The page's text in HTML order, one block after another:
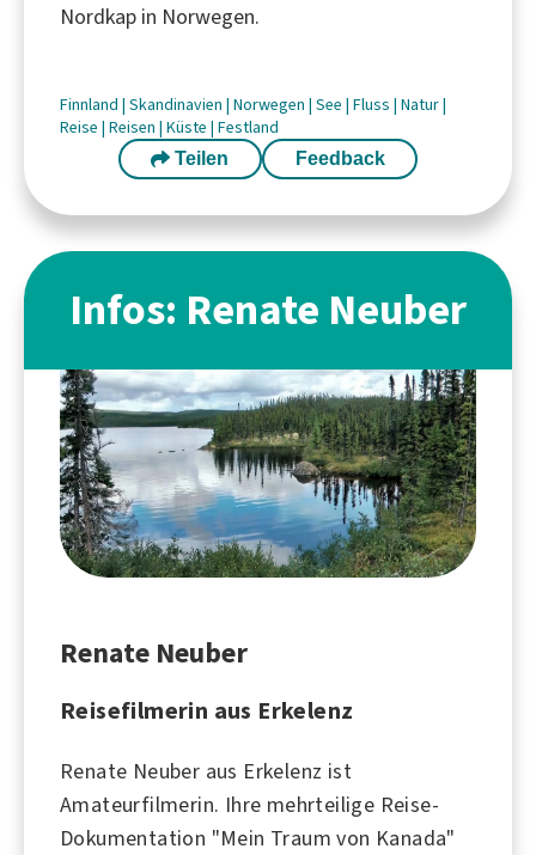
Nordkap in Norwegen.
Finnland | Skandinavien | Norwegen | See | Fluss | Natur|
Reise | Reisen | Küste | Festland
Teilen Feedback
Infos: Renate Neuber
Renate Neuber
Reisefilmerin aus Erkelenz
Renate Neuber aus Erkelenz ist
Amateurfilmerin. Ihre mehrteilige Reise-
Dokumentation "Mein Traum von Kanada"